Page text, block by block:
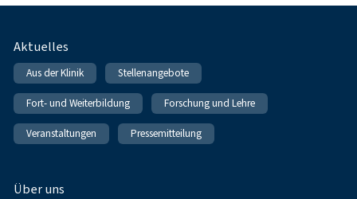
Fußnavigation
Aktuelles
Aus der Klinik Stellenangebote
Fort- und Weiterbildung Forschung und Lehre
Veranstaltungen Pressemitteilung
Über uns